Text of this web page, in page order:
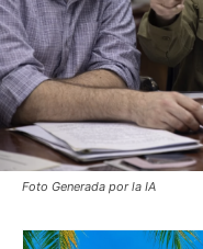
Foto Generada por la IA